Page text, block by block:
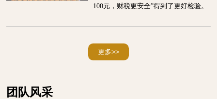
100元，财税更安全”得到了更好检验。
更多>>
团队风采